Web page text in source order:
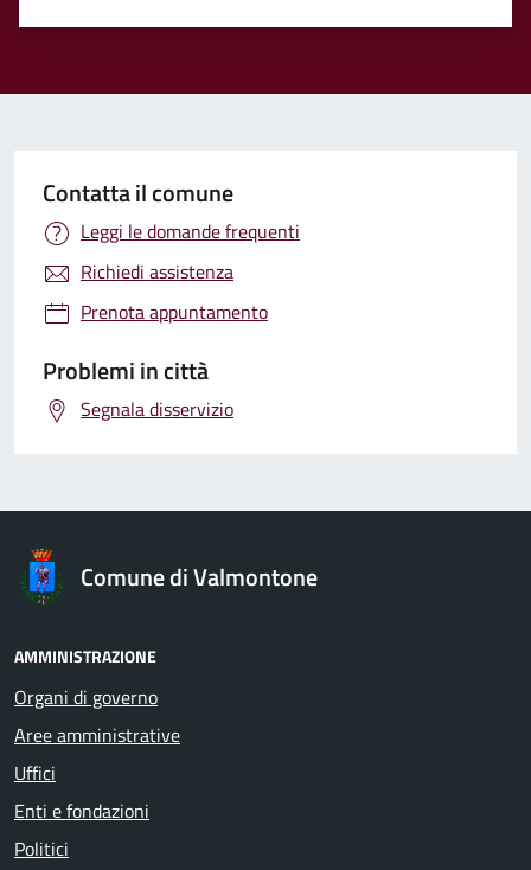
Contatta il comune
Leggi le domande frequenti
Richiedi assistenza
Prenota appuntamento
Problemi in città
Segnala disservizio
Comune di Valmontone
AMMINISTRAZIONE
Organi di governo
Aree amministrative
Uffici
Enti e fondazioni
Politici